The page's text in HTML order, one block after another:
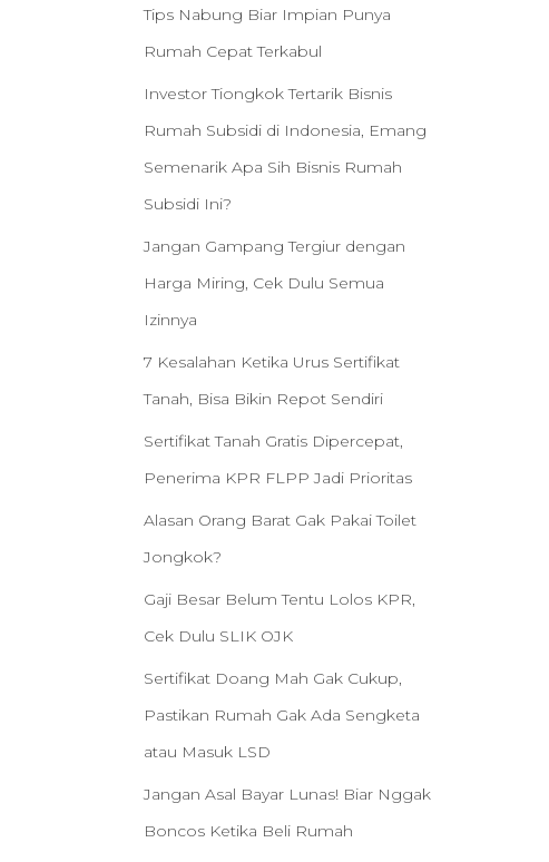
Tips Nabung Biar Impian Punya
Rumah Cepat Terkabul
Investor Tiongkok Tertarik Bisnis
Rumah Subsidi di Indonesia, Emang
Semenarik Apa Sih Bisnis Rumah
Subsidi Ini?
Jangan Gampang Tergiur dengan
Harga Miring, Cek Dulu Semua
Izinnya
7 Kesalahan Ketika Urus Sertifikat
Tanah, Bisa Bikin Repot Sendiri
Sertifikat Tanah Gratis Dipercepat,
Penerima KPR FLPP Jadi Prioritas
Alasan Orang Barat Gak Pakai Toilet
Jongkok?
Gaji Besar Belum Tentu Lolos KPR,
Cek Dulu SLIK OJK
Sertifikat Doang Mah Gak Cukup,
Pastikan Rumah Gak Ada Sengketa
atau Masuk LSD
Jangan Asal Bayar Lunas! Biar Nggak
Boncos Ketika Beli Rumah